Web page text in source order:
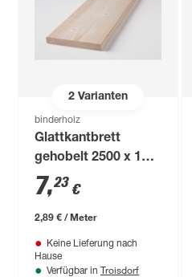
2Varianten
binderholz
Glattkantbrett
gehobelt 2500 x 120
x 18 mm
7,23 €
2,89 € / Meter
Keine Lieferung nach
Hause
Verfügbar in Troisdorf